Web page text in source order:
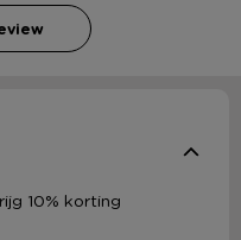
10% korting